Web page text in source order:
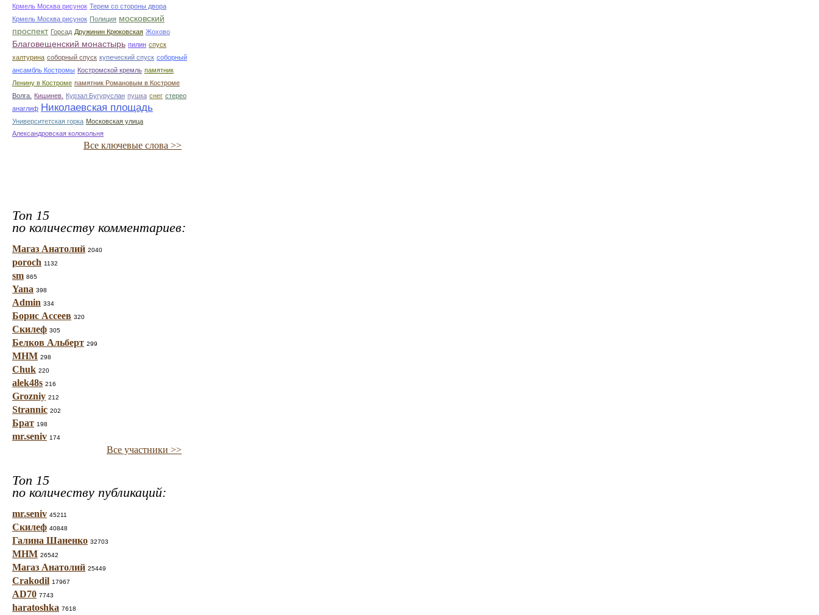
Крмель Москва рисунок Терем со стороны двора
Крмель Москва рисунок Полиция московский
проспект Горсад Дружинин Крюковская Жохово
Благовещенский монастырь пилин спуск
халтурина соборный спуск купеческий спуск соборный
ансамбль Костромы Костромской кремль памятник
Ленину в Костроме памятник Романовым в Костроме
Волга.
Кишинев. Курзал Бугуруслан пушка снег стерео
анаглиф Николаевская площадь
Университетская горка Московская улица
Александровская колокольня
Все ключевые слова >>
Топ 15
по количеству комментариев:
Магаз Анатолий 2040
poroch 1132
sm 865
Yana 398
Admin 334
Борис Ассеев 320
Скилеф 305
Белков Альберт 299
МНМ 298
Chuk 220
alek48s 216
Grozniy 212
Strannic 202
Брат 198
mr.seniv 174
Все участники >>
Топ 15
по количеству публикаций:
mr.seniv 45211
Скилеф 40848
Галина Шаненко 32703
МНМ 26542
Магаз Анатолий 25449
Crakodil 17967
AD70 7743
haratoshka 7618